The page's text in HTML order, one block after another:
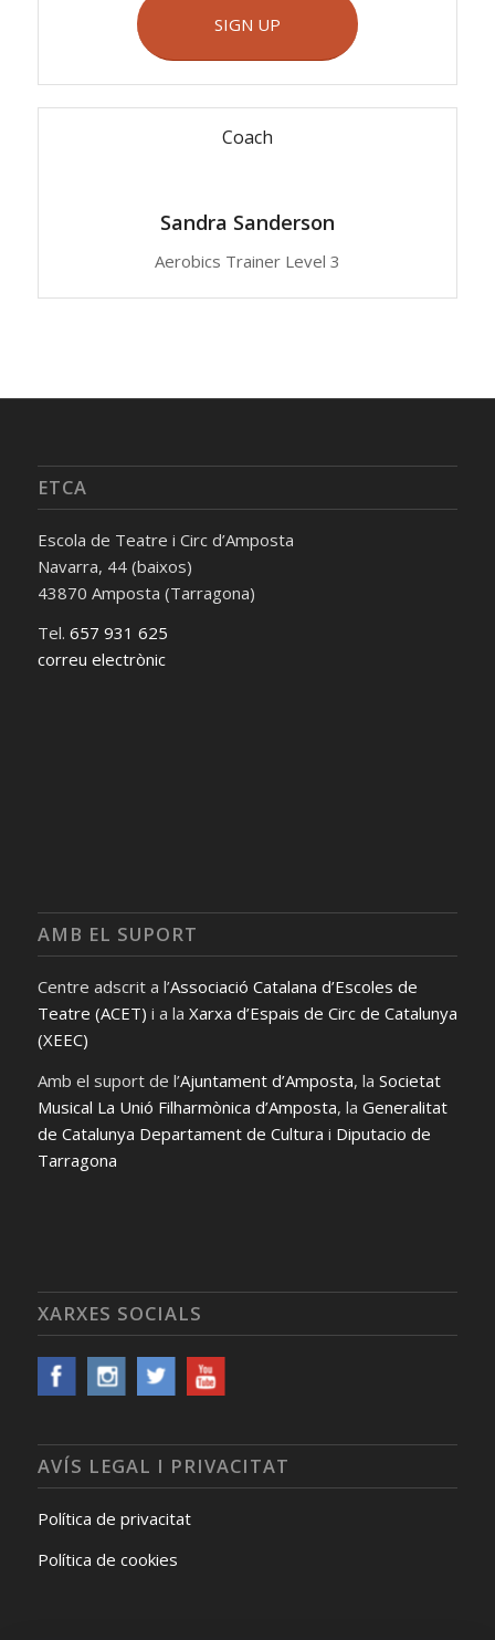
SIGN UP
Coach
Sandra Sanderson
Aerobics Trainer Level 3
ETCA
Escola de Teatre i Circ d’Amposta
Navarra, 44 (baixos)
43870 Amposta (Tarragona)
Tel. 657 931 625
correu electrònic
AMB EL SUPORT
Centre adscrit a l’Associació Catalana d’Escoles de
Teatre (ACET) i a la Xarxa d’Espais de Circ de Catalunya
(XEEC)
Amb el suport de l’Ajuntament d’Amposta, la Societat
Musical La Unió Filharmònica d’Amposta, la Generalitat
de Catalunya Departament de Cultura i Diputacio de
Tarragona
XARXES SOCIALS
AVÍS LEGAL I PRIVACITAT
Política de privacitat
Política de cookies